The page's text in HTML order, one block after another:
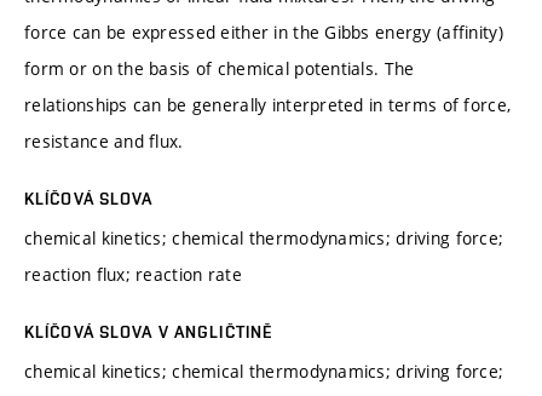
force can be expressed either in the Gibbs energy (affinity)
form or on the basis of chemical potentials. The
relationships can be generally interpreted in terms of force,
resistance and flux.
KLÍČOVÁ SLOVA
chemical kinetics; chemical thermodynamics; driving force;
reaction flux; reaction rate
KLÍČOVÁ SLOVA V ANGLIČTINĚ
chemical kinetics; chemical thermodynamics; driving force;